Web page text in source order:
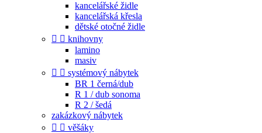
kancelářské židle
kancelářská křesla
dětské otočné židle
  knihovny
lamino
masiv
  systémový nábytek
BR 1 černá/dub
R 1 / dub sonoma
R 2 / šedá
zakázkový nábytek
  věšáky